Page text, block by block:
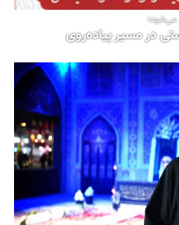
می‌شود؛
در مسیر پیاده‌روی